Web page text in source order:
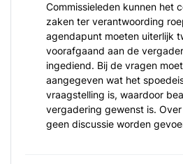
Commissieleden kunnen het
zaken ter verantwoording
agendapunt moeten uiterlijk
voorafgaand aan de
ingediend. Bij de vragen
aangegeven wat het
vraagstelling is, waardoor
vergadering gewenst is.
geen discussie worden